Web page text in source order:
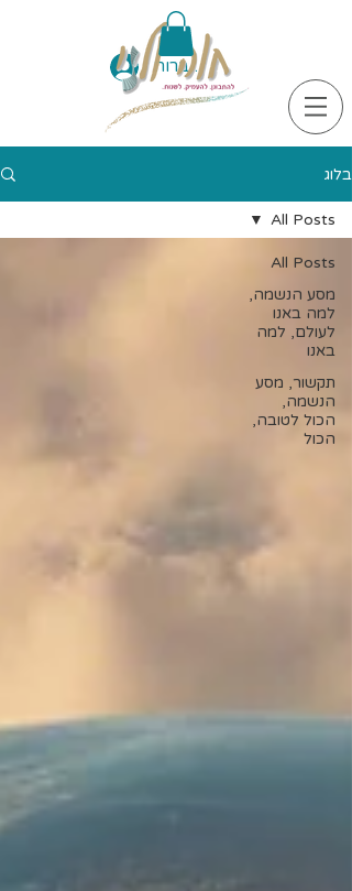
להתחברות
בלוג
All Posts
מסע הנשמה,
למה באנו
לעולם, למה
באנו
תקשור, מסע
הנשמה,
הכול לטובה,
הכול
All Posts